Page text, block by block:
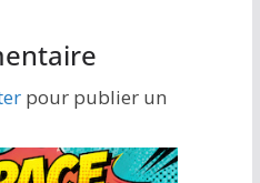
pour publier un